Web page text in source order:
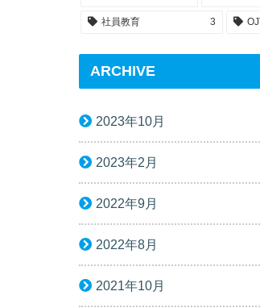
社員教育 3
ARCHIVE
2023年10月
2023年2月
2022年9月
2022年8月
2021年10月